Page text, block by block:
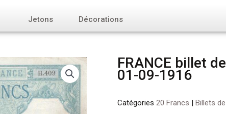
Jetons Décorations
FRANCE billet
01-09-1916
Catégories 20 Francs | Billets